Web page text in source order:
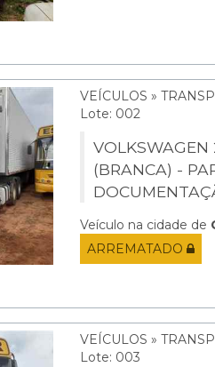
VEÍCULOS »
Lote: 002
(BRANCA) -
Veículo na cidade de
ARREMATADO
VEÍCULOS »
Lote: 003